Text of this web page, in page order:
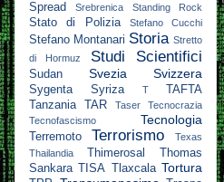
Spread
Srebrenica Standing Rock
Stato di Polizia Stefano Cucchi
Stefano Montanari Storia Stretto
di Hormuz
Studi Scientifici
Sudan Svezia Svizzera
Sygenta Syriza T
TAFTA
Tanzania
TAR Taser
Tecnocrazia
Tecnofascismo
Tecnologia
Terremoto Terrorismo
Texas
Thailandia
Thimerosal
Thomas
Sankara
TISA Tlaxcala Tortura